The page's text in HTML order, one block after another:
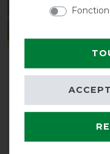
Airmax Cooler DISC -
avant 108,95 €
LISTE DE